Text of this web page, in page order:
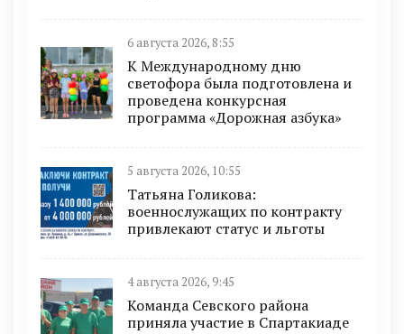
6 августа 2026, 8:55
К Международному дню
светофора была подготовлена и
проведена конкурсная
программа «Дорожная азбука»
5 августа 2026, 10:55
Татьяна Голикова:
военнослужащих по контракту
привлекают статус и льготы
4 августа 2026, 9:45
Команда Севского района
приняла участие в Спартакиаде